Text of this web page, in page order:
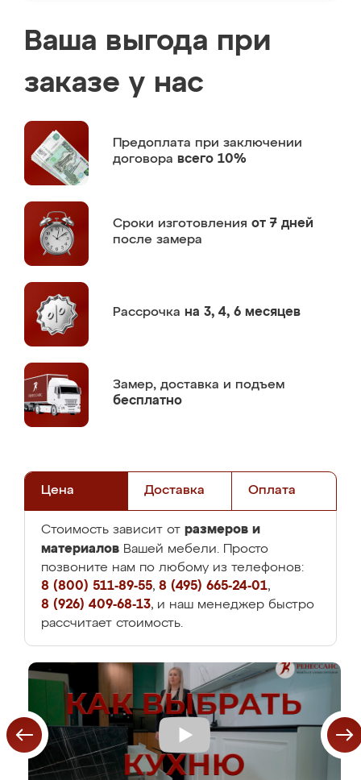
Ваша выгода при
заказе у нас
Предоплата при заключении
договора всего 10%
Сроки изготовления от 7 дней
после замера
Рассрочка на 3, 4, 6 месяцев
Замер, доставка и подъем
бесплатно
Цена Доставка Оплата
Стоимость зависит от размеров и
материалов Вашей мебели. Просто
позвоните нам по любому из телефонов:
8 (800) 511-89-55, 8 (495) 665-24-01,
8 (926) 409-68-13, и наш менеджер быстро
рассчитает стоимость.